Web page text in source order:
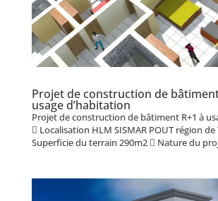
Projet de construction de
usage d’habitation
Projet de construction de bâtiment R+1 à
 Localisation HLM SISMAR POUT région de
Superficie du terrain 290m2  Nature du